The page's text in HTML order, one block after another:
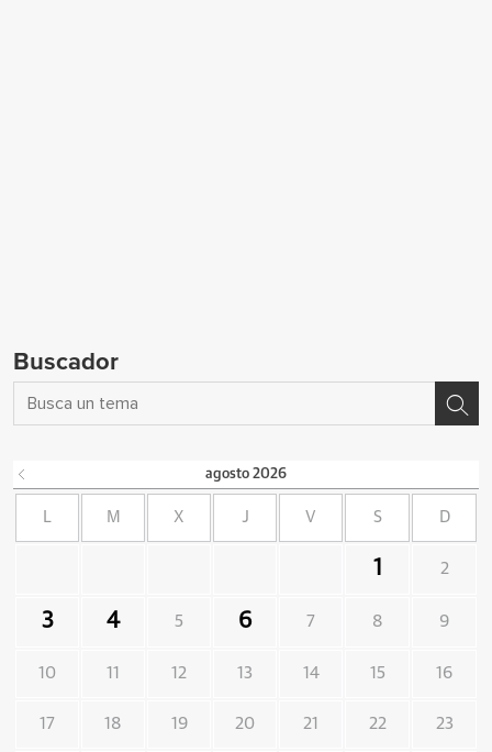
Buscador
agosto 2026
L M X J V S D
1 2
3 4 5 6 7 8 9
10 11 12 13 14 15 16
17 18 19 20 21 22 23